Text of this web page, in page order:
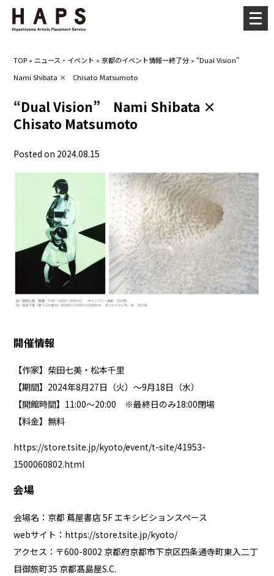
TOP » ニュース・イベント »京都のイベント情報ー終了分 »“Dual Vision”
Nami Shibata × Chisato Matsumoto
“Dual Vision” Nami Shibata ×
Chisato Matsumoto
Posted on 2024.08.15
開催情報
【作家】柴田七美・松本千里
【期間】2024年8月27日（火）～9月18日（水）
【開館時間】11:00～20:00 ※最終日のみ18:00閉場
【料金】無料
https://store.tsite.jp/kyoto/event/t-site/41953-
1500060802.html
会場
会場名：京都 蔦屋書店 5F エキシビションスペース
webサイト： https://store.tsite.jp/kyoto/
アクセス：〒600-8002 京都府京都市下京区四条通寺町東⼊⼆丁
⽬御旅町35 京都髙島屋S.C.
メ
ニ